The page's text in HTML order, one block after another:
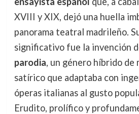
XVIII y XIX, dejó una huella
panorama teatral madrileño.
significativo fue la invención
parodia, un género híbrido de
satírico que adaptaba con
óperas italianas al gusto
Erudito, prolífico y